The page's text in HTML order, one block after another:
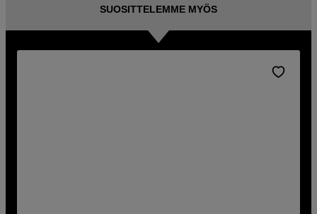
SUOSITTELEMME MYÖS